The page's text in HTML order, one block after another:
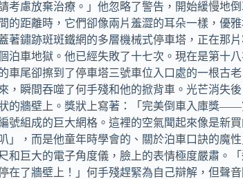
慮放棄治療。」他忽略了警告，開始緩慢地
距離時，它們卻像兩片羞澀的耳朵一樣，優
鏽跡斑斑鐵網的多層機械式停車塔，正在那
車地獄。他已經失敗了十七次。現在是第十
車尾卻擦到了停車塔三號車位入口處的一根古
瞬間吞噬了何手殘和他的掀背車。光芒消失
的牆壁上。獎狀上寫著：「完美倒車入庫獎
組成的巨大網格。這裡的空氣聞起來像是新
，而是他童年時學會的、關於泊車口訣的魔
巨大的電子角度儀，臉上的表情極度嚴肅。
了牆壁上！」何手殘趕緊為自己辯解，但聲